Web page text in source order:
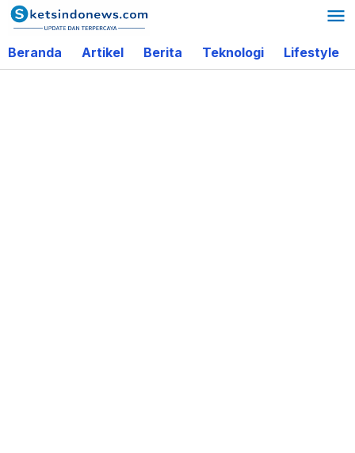
Lewati
ke
konten
Beranda Artikel Berita Teknologi Lifestyle